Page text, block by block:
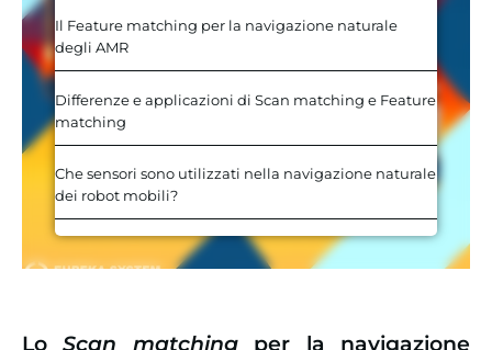
Il Feature matching per la navigazione naturale
degli AMR
Differenze e applicazioni di Scan matching e Feature
matching
Che sensori sono utilizzati nella navigazione naturale
dei robot mobili?
LoScan matchingper la navigazione